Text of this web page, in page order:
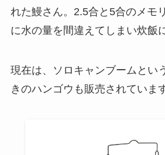
れた鰻さん。2.5合と5合のメモ
に水の量を間違えてしまい炊飯
現在は、ソロキャンブームとい
きのハンゴウも販売されていま